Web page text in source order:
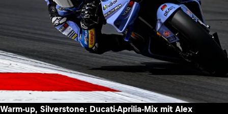
Warm-up, Silverstone: Ducati-Aprilia-Mix mit Alex